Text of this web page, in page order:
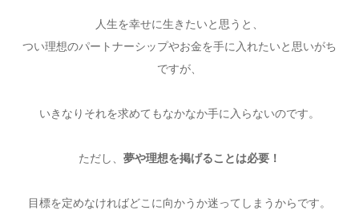
人生を幸せに生きたいと思うと、
つい理想のパートナーシップやお金を手に入れたいと思いがち
ですが、
いきなりそれを求めてもなかなか手に入らないのです。
ただし、 夢や理想を掲げることは必要！
目標を定めなければどこに向かうか迷ってしまうからです。